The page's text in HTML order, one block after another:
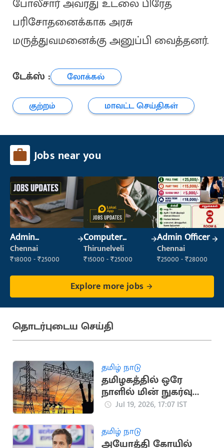
போலீசார் அவரது உடலை பிரேத
பரிசோதனைக்காக அரசு
மருத்துவமனைக்கு அனுப்பி வைத்தனர்.
டேக்ஸ் :
லோக்கல்
குற்றம்
மாவட்ட செய்திகள்
Jobs near you
Admin
Supervisor
Chennai
₹18000 - ₹25000
Computer
Operator
Thirunelveli
₹15000 - ₹25000
Admin Officer
Chennai
₹25000 - ₹28000
Explore more jobs
தொடர்புடைய செய்தி
தமிழ் நாடு
தமிழகத்தில் ஒரே
நாளில் மின் நுகர்வு
475.45 மில்லியன்
Jul 19, 2026, 17:07 IST
தமிழ் நாடு
அயோத்தி கோயில்